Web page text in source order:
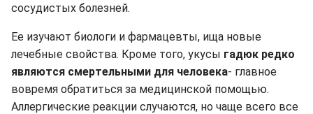
сосудистых болезней.
Ее изучают биологи и фармацевты, ища новые
лечебные свойства. Кроме того, укусы гадюк редко
являются смертельными для человека- главное
вовремя обратиться за медицинской помощью.
Аллергические реакции случаются, но чаще всего все